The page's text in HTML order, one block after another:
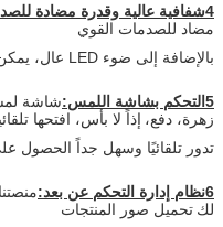
4شفافية عالية وقدرة مضادة للصدمات:
مضاد للصدمات القوي
بالإضافة إلى ضوء LED عال، يمكن أن تكون الزهرة
5التحكم بشاشة اللمس:
زهرة، دفع، إذاً لا بأس، افتحها
تدور تلقائيًا وسهل جداً الحصول
6نظام إدارة التحكم عن بعد:
لك تحميل صور المنتجات